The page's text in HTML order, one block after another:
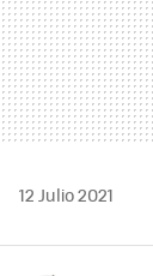
12 Julio 2021